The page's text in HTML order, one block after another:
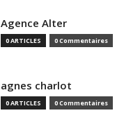
Agence Alter
0 ARTICLES 0 Commentaires
agnes charlot
0 ARTICLES 0 Commentaires